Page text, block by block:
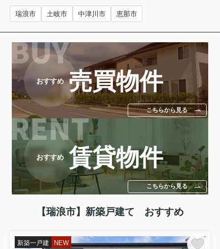
瑞浪市 土岐市 中津川市 恵那市
おすすめ 売買物件
こちらから見る
おすすめ 賃貸物件
こちらから見る
【瑞浪市】新築戸建て おすすめ
新築一戸建 NEW